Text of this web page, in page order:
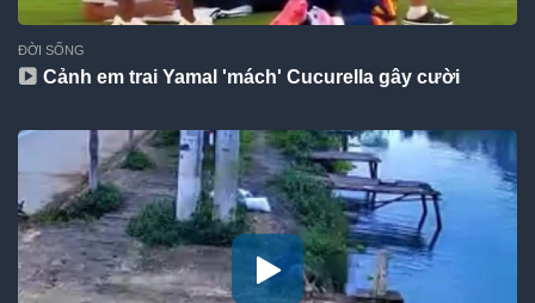
ĐỜI SỐNG
Cảnh em trai Yamal 'mách' Cucurella gây cười